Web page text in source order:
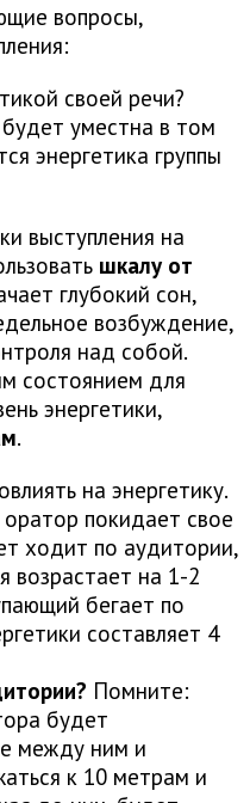
вопросы,
своей речи?
уместна в том
энергетика группы
выступления на
шкалу от
глубокий сон,
возбуждение,
над собой.
состоянием для
энергетики,
.
на энергетику.
покидает свое
ходит по аудитории,
возрастает на 1-2
бегает по
составляет 4
Помните:
будет
между ним и
к 10 метрам и